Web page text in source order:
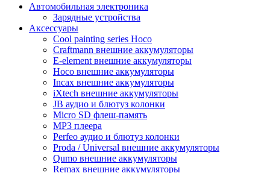
Автомобильная электроника
Зарядные устройства
Аксессуары
Cool painting series Hoco
Craftmann внешние аккумуляторы
E-element внешние аккумуляторы
Hoco внешние аккумуляторы
Incax внешние аккумуляторы
iXtech внешние аккумуляторы
JB аудио и блютуз колонки
Micro SD флеш-память
MP3 плеера
Perfeo аудио и блютуз колонки
Proda / Universal внешние аккумуляторы
Qumo внешние аккумуляторы
Remax внешние аккумуляторы